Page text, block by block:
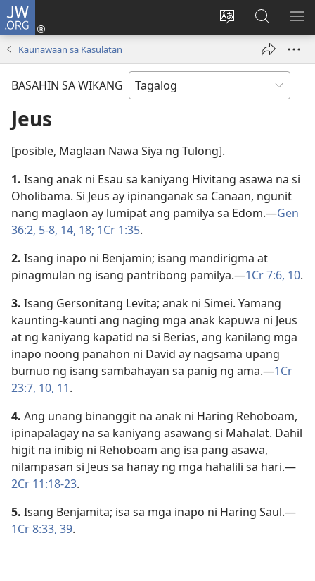
JW.ORG
Baguhin
ng
Mag-
log
bubukas
sa
JW.ORG
Kaunawaan sa Kasulatan
BASAHIN SA WIKANG
Jeus
[posible, Maglaan Nawa Siya ng Tulong].
1. Isang anak ni Esau sa kaniyang Hivitang asawa na si
Oholibama. Si Jeus ay ipinanganak sa Canaan, ngunit
nang maglaon ay lumipat ang pamilya sa Edom.​—Gen
36:2, 5-8, 14, 18; 1Cr 1:35.
2. Isang inapo ni Benjamin; isang mandirigma at
pinagmulan ng isang pantribong pamilya.​—1Cr 7:6, 10.
3. Isang Gersonitang Levita; anak ni Simei. Yamang
kaunting-kaunti ang naging mga anak kapuwa ni Jeus
at ng kaniyang kapatid na si Berias, ang kanilang mga
inapo noong panahon ni David ay nagsama upang
bumuo ng isang sambahayan sa panig ng ama.​—1Cr
23:7, 10, 11.
4. Ang unang binanggit na anak ni Haring Rehoboam,
ipinapalagay na sa kaniyang asawang si Mahalat. Dahil
higit na inibig ni Rehoboam ang isa pang asawa,
nilampasan si Jeus sa hanay ng mga hahalili sa hari.​—
2Cr 11:18-23.
5. Isang Benjamita; isa sa mga inapo ni Haring Saul.​—
1Cr 8:33, 39.